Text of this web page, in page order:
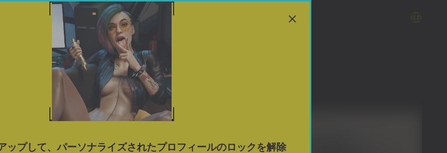
ポルノゲームをダウンロード ブログ
ップして、パーソナライズされたプロフィールのロックを解除